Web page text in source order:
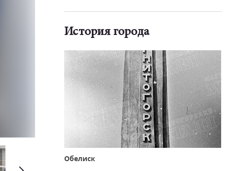
Дмитрий Рухмалев
История города
Обелиск